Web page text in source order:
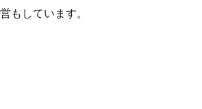
もしています。